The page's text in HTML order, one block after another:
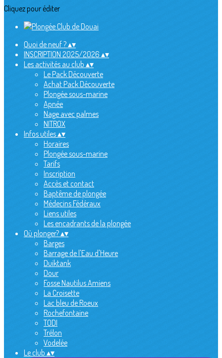
Cliquez pour éditer
Quoi de neuf ?▴▾
INSCRIPTION 2025/2026 ▴▾
Les activités au club ▴▾
Le Pack Découverte
Achat Pack Découverte
Plongée sous-marine
Apnée
Nage avec palmes
NITROX
Infos utiles▴▾
Horaires
Plongée sous-marine
Tarifs
Inscription
Accès et contact
Baptême de plongée
Médecins Fédéraux
Liens utiles
Les encadrants de la plongée
Où plonger?▴▾
Barges
Barrage de l'Eau d'Heure
Duiktank
Dour
Fosse Nautilus Amiens
La Croisette
Lac bleu de Roeux
Rochefontaine
TODI
Trélon
Vodelée
Le club ▴▾